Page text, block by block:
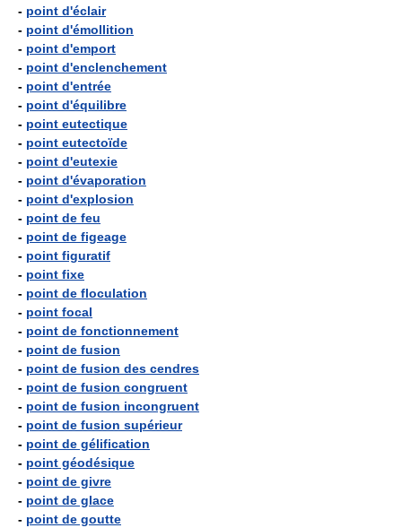
- point d'éclair
- point d'émollition
- point d'emport
- point d'enclenchement
- point d'entrée
- point d'équilibre
- point eutectique
- point eutectoïde
- point d'eutexie
- point d'évaporation
- point d'explosion
- point de feu
- point de figeage
- point figuratif
- point fixe
- point de floculation
- point focal
- point de fonctionnement
- point de fusion
- point de fusion des cendres
- point de fusion congruent
- point de fusion incongruent
- point de fusion supérieur
- point de gélification
- point géodésique
- point de givre
- point de glace
- point de goutte